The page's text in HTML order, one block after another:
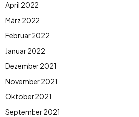
April 2022
März 2022
Februar 2022
Januar 2022
Dezember 2021
November 2021
Oktober 2021
September 2021